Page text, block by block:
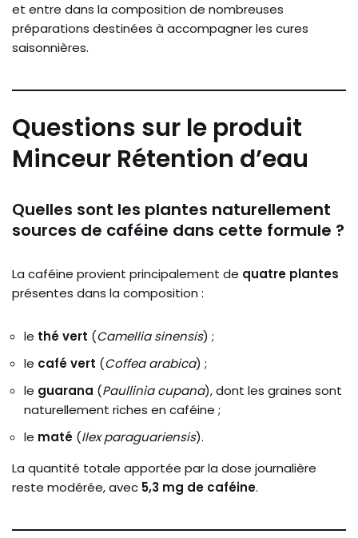
et entre dans la composition de nombreuses
préparations destinées à accompagner les cures
saisonnières.
Questions sur le produit
Minceur Rétention d’eau
Quelles sont les plantes naturellement
sources de caféine dans cette formule ?
La caféine provient principalement de quatre plantes
présentes dans la composition :
le thé vert (Camellia sinensis) ;
le café vert (Coffea arabica) ;
le guarana (Paullinia cupana), dont les graines sont
naturellement riches en caféine ;
le maté (Ilex paraguariensis).
La quantité totale apportée par la dose journalière
reste modérée, avec 5,3 mg de caféine.